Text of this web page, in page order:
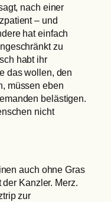
nach einer
– und
hat einfach
zu
habt ihr
das wollen, den
müssen eben
belästigen.
nicht
auch ohne Gras
Kanzler. Merz.
zur